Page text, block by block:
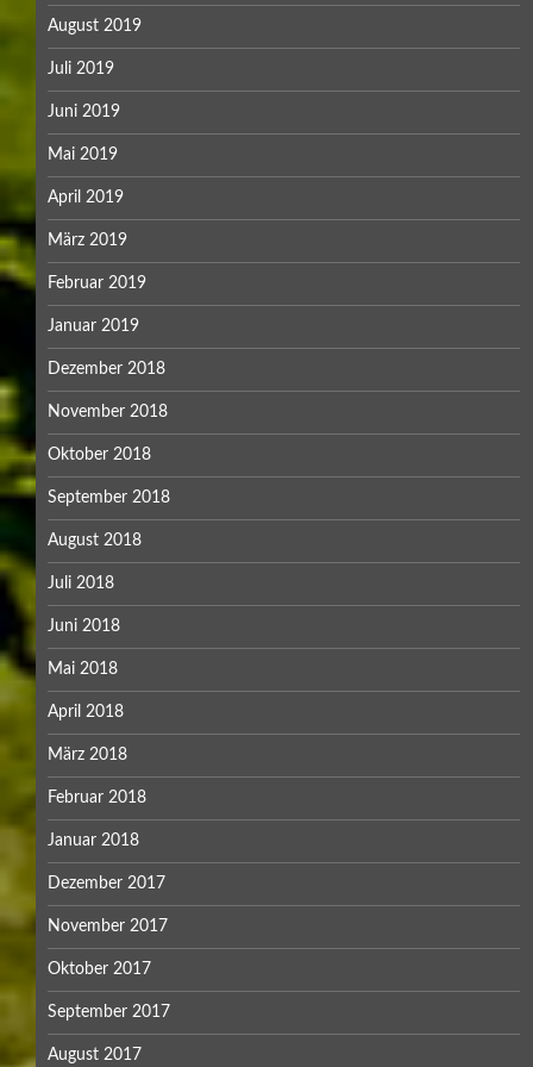
August 2019
Juli 2019
Juni 2019
Mai 2019
April 2019
März 2019
Februar 2019
Januar 2019
Dezember 2018
November 2018
Oktober 2018
September 2018
August 2018
Juli 2018
Juni 2018
Mai 2018
April 2018
März 2018
Februar 2018
Januar 2018
Dezember 2017
November 2017
Oktober 2017
September 2017
August 2017